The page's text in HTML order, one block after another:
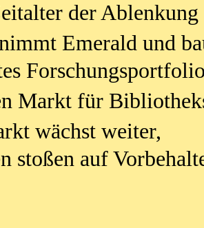
der Ablenkung
Emerald und
Markt für
wächst weiter,
stoßen auf